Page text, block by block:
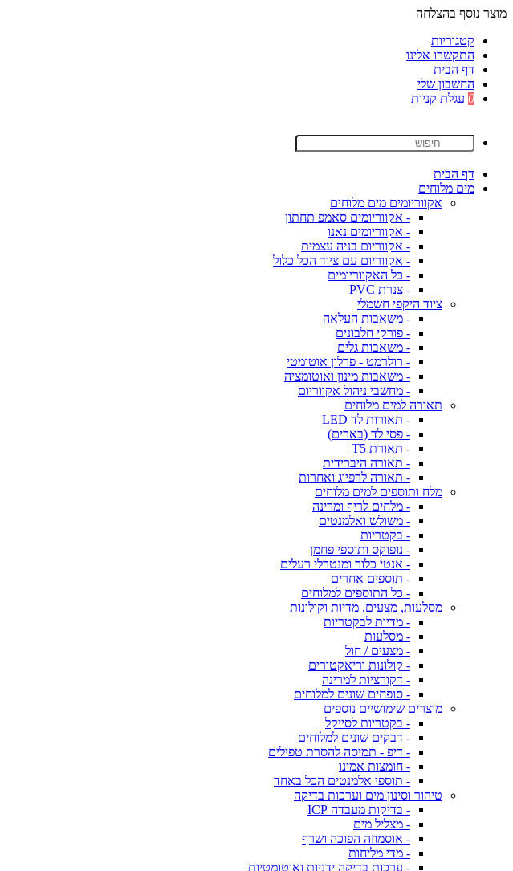
מוצר נוסף בהצלחה
קטגוריות
התקשרו אלינו
דף הבית
החשבון שלי
0 עגלת קניות
דף הבית
מים מלוחים
אקווריומים מים מלוחים
- אקווריומים סאמפ תחתון
- אקווריומים נאנו
- אקווריום בניה עצמית
- אקווריום עם ציוד הכל כלול
- כל האקווריומים
- צנרת PVC
ציוד היקפי חשמלי
- משאבות העלאה
- פורקי חלבונים
- משאבות גלים
- רולרמט - פרלון אוטומטי
- משאבות מינון ואוטומציה
- מחשבי ניהול אקווריום
תאורה למים מלוחים
- תאורות לד LED
- פסי לד (בארים)
- תאורת T5
- תאורה היברידית
- תאורה לרפיוג ואחרות
מלח ותוספים למים מלוחים
- מלחים לריף ומרינה
- משולש ואלמנטים
- בקטריות
- נופוקס ותוספי פחמן
- אנטי כלור ומנטרלי רעלים
- תוספים אחרים
- כל התוספים למלוחים
מסלעות, מצעים, מדיות וקולונות
- מדיות לבקטריות
- מסלעות
- מצעים / חול
- קולונות וריאקטורים
- דקורציות למרינה
- סופחים שונים למלוחים
מוצרים שימושיים נוספים
- בקטריות לסייקל
- דבקים שונים למלוחים
- דיפ - תמיסה להסרת טפילים
- חומצות אמינו
- תוספי אלמנטים הכל באחד
טיהור וסינון מים וערכות בדיקה
- בדיקות מעבדה ICP
- מצליל מים
- אוסמוזה הפוכה ושרף
- מדי מליחות
- ערכות בדיקה ידניות ואוטומטיות